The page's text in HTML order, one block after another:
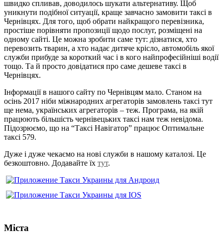
швидко спливав, доводилось шукати альтернативу. Щоб
уникнути подібної ситуації, краще завчасно замовити таксі в
Чернівцях. Для того, щоб обрати найкращого перевізника,
простіше порівняти пропозиції щодо послуг, розміщені на
одному сайті. Це можна зробити саме тут: дізнатися, хто
перевозить тварин, а хто надає дитяче крісло, автомобіль якої
служби прибуде за короткий час і в кого найпрофесійніші водії
тощо. Та й просто довідатися про саме дешеве таксі в
Чернівцях.
Інформації в нашого сайту по Чернівцям мало. Станом на
осінь 2017 ніби міжнародних агрегаторів замовлень таксі тут
ще нема, українських агрегаторів – теж. Програма, на якій
працюють більшість чернівецьких таксі нам теж невідома.
Підозрюємо, що на “Таксі Навігатор” працює Оптимальне
таксі 579.
Дуже і дуже чекаємо на нові служби в нашому каталозі. Це
безкоштовно. Додавайте їх тут.
Міста